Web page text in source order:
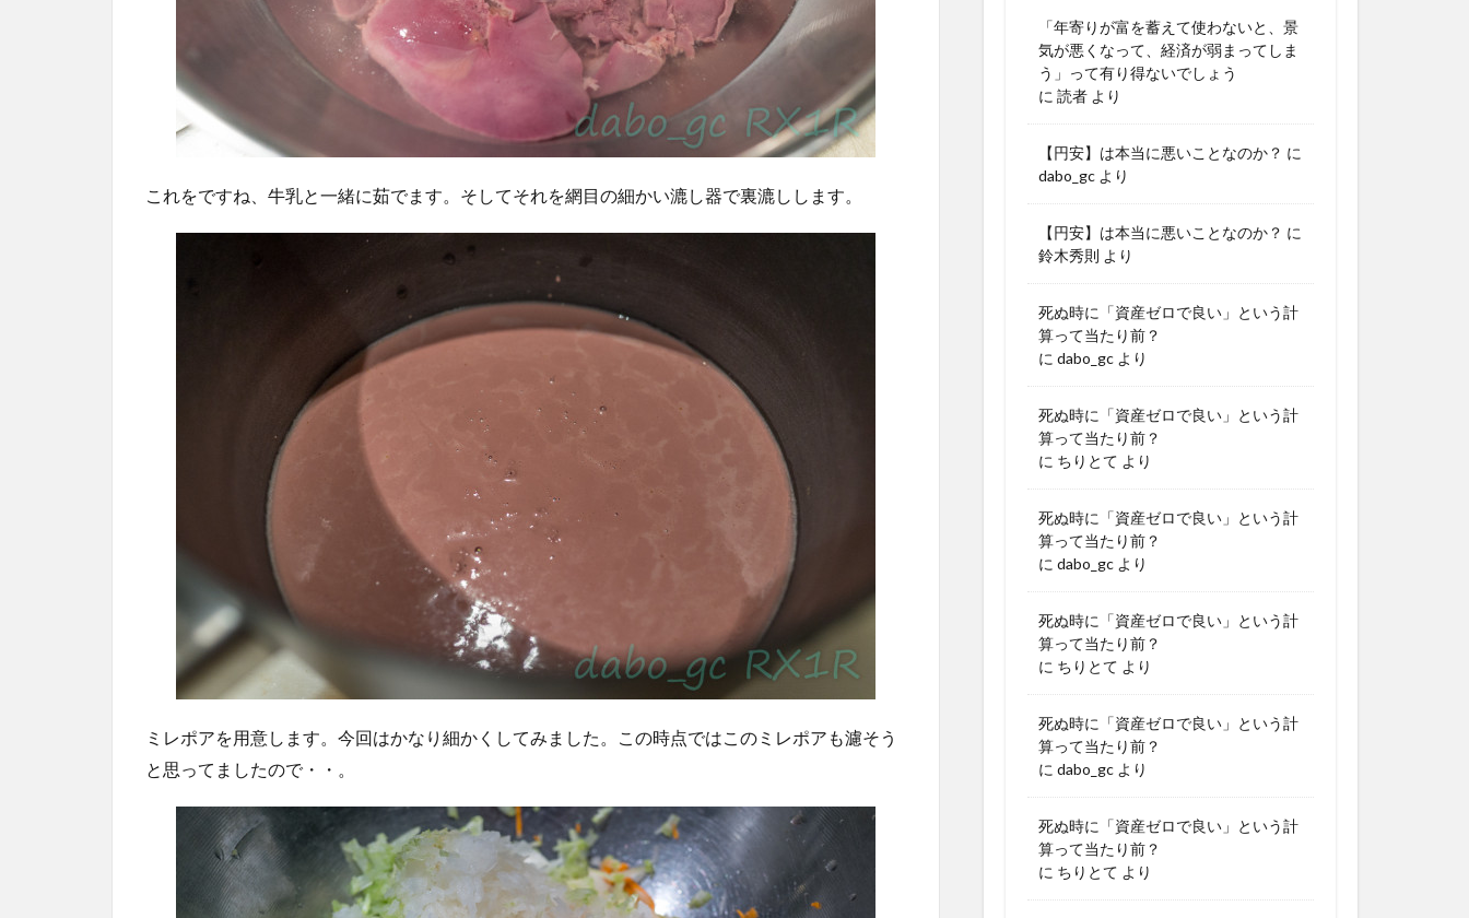
これをですね、牛乳と一緒に茹でます。そしてそれを網目の細かい漉し器で裏漉しします。
ミレポアを用意します。今回はかなり細かくしてみました。この時点ではこのミレポアも濾そう
と思ってましたので・・。
「年寄りが富を蓄えて使わないと、景
気が悪くなって、経済が弱まってしま
う」って有り得ないでしょう
に 読者 より
【円安】は本当に悪いことなのか？ に
dabo_gc より
【円安】は本当に悪いことなのか？ に
鈴木秀則 より
死ぬ時に「資産ゼロで良い」という計
算って当たり前？
に dabo_gc より
死ぬ時に「資産ゼロで良い」という計
算って当たり前？
に ちりとて より
死ぬ時に「資産ゼロで良い」という計
算って当たり前？
に dabo_gc より
死ぬ時に「資産ゼロで良い」という計
算って当たり前？
に ちりとて より
死ぬ時に「資産ゼロで良い」という計
算って当たり前？
に dabo_gc より
死ぬ時に「資産ゼロで良い」という計
算って当たり前？
に ちりとて より